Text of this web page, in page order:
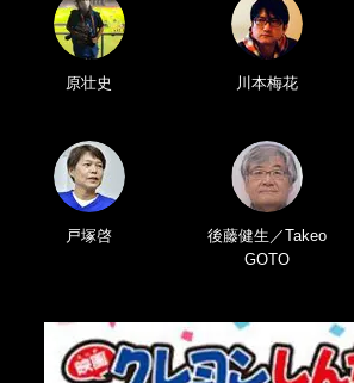
原壮史 川本梅花
戸塚啓
後藤健生／Takeo
GOTO